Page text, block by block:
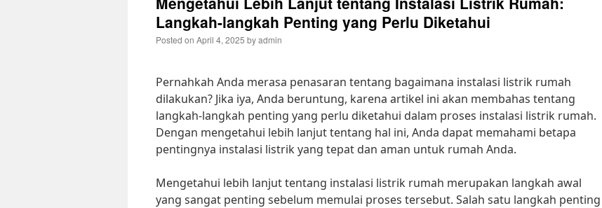
Langkah-langkah Penting yang Perlu Diketahui
Posted on April 4, 2025 byadmin
Pernahkah Anda merasa penasaran tentang bagaimana instalasi listrik rumah
dilakukan? Jika iya, Anda beruntung, karena artikel ini akan membahas tentang
langkah-langkah penting yang perlu diketahui dalam proses instalasi listrik rumah.
Dengan mengetahui lebih lanjut tentang hal ini, Anda dapat memahami betapa
pentingnya instalasi listrik yang tepat dan aman untuk rumah Anda.
Mengetahui lebih lanjut tentang instalasi listrik rumah merupakan langkah awal
yang sangat penting sebelum memulai proses tersebut. Salah satu langkah penting